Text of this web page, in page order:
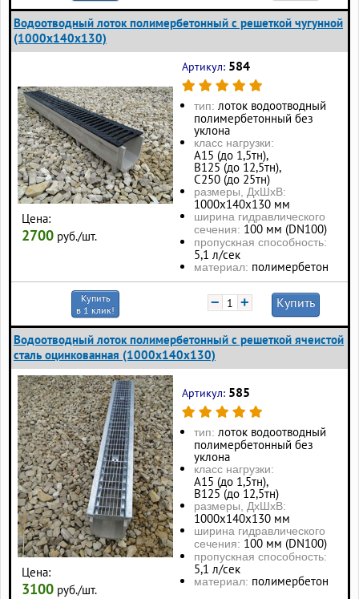
Водоотводный лоток полимербетонный с решеткой чугунной
(1000x140x130)
Цена:
2700 руб./шт.
Артикул: 584
тип: лоток водоотводный
полимербетонный без
уклона
класс нагрузки:
А15 (до 1,5тн),
В125 (до 12,5тн),
С250 (до 25тн)
размеры, ДхШхВ:
1000х140х130 мм
ширина гидравлического
сечения: 100 мм (DN100)
пропускная способность:
5,1 л/сек
материал: полимербетон
Купить
в 1 клик!
− + Купить
Водоотводный лоток полимербетонный с решеткой ячеистой
сталь оцинкованная (1000x140x130)
Цена:
3100 руб./шт.
Артикул: 585
тип: лоток водоотводный
полимербетонный без
уклона
класс нагрузки:
А15 (до 1,5тн),
В125 (до 12,5тн)
размеры, ДхШхВ:
1000х140х130 мм
ширина гидравлического
сечения: 100 мм (DN100)
пропускная способность:
5,1 л/сек
материал: полимербетон